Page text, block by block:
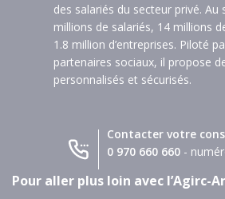
des salariés du secteur privé. Au
millions de salariés, 14 millions
1.8 million d’entreprises. Piloté
partenaires sociaux, il propose
personnalisés et sécurisés.
Contacter votre
0 970 660 660-
Pour aller plus loin avec l’Agirc-